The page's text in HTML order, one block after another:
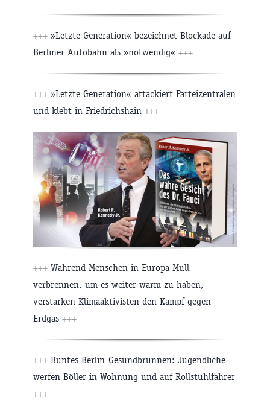
+++ »Letzte Generation« bezeichnet Blockade auf
Berliner Autobahn als »notwendig« +++
+++ »Letzte Generation« attackiert Parteizentralen
und klebt in Friedrichshain +++
+++ Während Menschen in Europa Müll
verbrennen, um es weiter warm zu haben,
verstärken Klimaaktivisten den Kampf gegen
Erdgas +++
+++ Buntes Berlin-Gesundbrunnen: Jugendliche
werfen Böller in Wohnung und auf Rollstuhlfahrer
+++